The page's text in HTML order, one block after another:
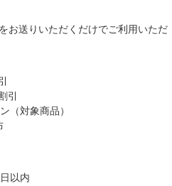
お送りいただくだけでご利用いただ
引
（対象商品）
以内